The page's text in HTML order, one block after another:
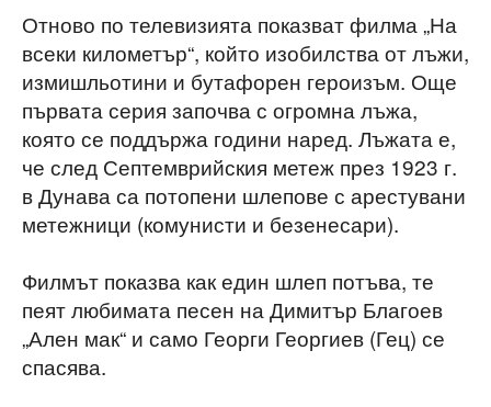
Отново по телевизията показват филма „На
всеки километър“, който изобилства от лъжи,
измишльотини и бутафорен героизъм. Още
първата серия започва с огромна лъжа,
която се поддържа години наред. Лъжата е,
че след Септемврийския метеж през 1923 г.
в Дунава са потопени шлепове с арестувани
метежници (комунисти и безенесари).
Филмът показва как един шлеп потъва, те
пеят любимата песен на Димитър Благоев
„Ален мак“ и само Георги Георгиев (Гец) се
спасява.